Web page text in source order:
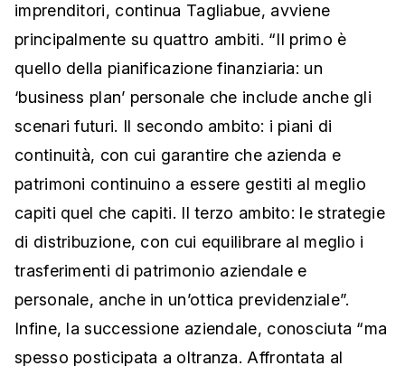
imprenditori, continua Tagliabue, avviene
principalmente su quattro ambiti. “Il primo è
quello della pianificazione finanziaria: un
‘business plan’ personale che include anche gli
scenari futuri. Il secondo ambito: i piani di
continuità, con cui garantire che azienda e
patrimoni continuino a essere gestiti al meglio
capiti quel che capiti. Il terzo ambito: le strategie
di distribuzione, con cui equilibrare al meglio i
trasferimenti di patrimonio aziendale e
personale, anche in un’ottica previdenziale”.
Infine, la successione aziendale, conosciuta “ma
spesso posticipata a oltranza. Affrontata al